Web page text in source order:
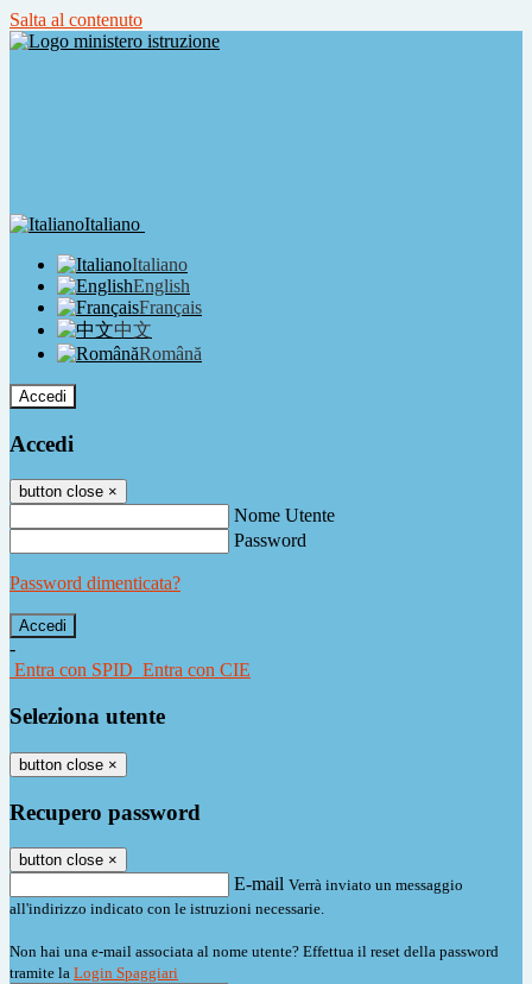
Salta al contenuto
Italiano
Italiano
English
Français
中文
Română
Accedi
Accedi
button close ×
Nome Utente
Password
Password dimenticata?
-
Entra con SPID Entra con CIE
Seleziona utente
button close ×
Recupero password
button close ×
E-mail Verrà inviato un messaggio
all'indirizzo indicato con le istruzioni necessarie.
Non hai una e-mail associata al nome utente? Effettua il reset della password
tramite la Login Spaggiari